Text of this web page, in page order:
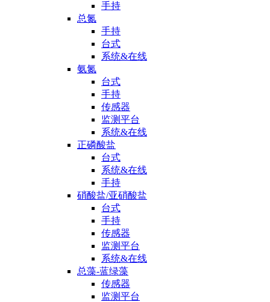
手持
总氮
手持
台式
系统&在线
氨氮
台式
手持
传感器
监测平台
系统&在线
正磷酸盐
台式
系统&在线
手持
硝酸盐/亚硝酸盐
台式
手持
传感器
监测平台
系统&在线
总藻-蓝绿藻
传感器
监测平台